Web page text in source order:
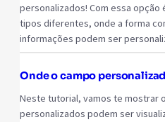
personalizados! Com essa
tipos diferentes, onde a forma
informações podem ser
Onde o campo
Neste tutorial, vamos te mostrar
personalizados podem ser